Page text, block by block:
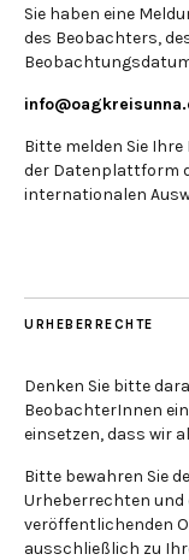
Sie haben eine
des Beobachters,
Bitte melden Sie
der Datenplattform
internationalen
URHEBERRECHTE
Denken Sie bitte
BeobachterInnen
einsetzen, dass wir
Bitte bewahren Sie
Urheberrechten und
veröffentlichenden
ausschließlich zu